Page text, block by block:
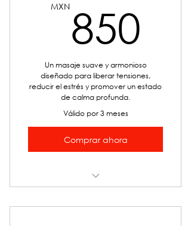
MXN 850
Un masaje suave y armonioso
diseñado para liberar tensiones,
reducir el estrés y promover un estado
de calma profunda.
Válido por 3 meses
Comprar ahora